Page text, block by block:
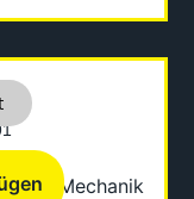
Mechanik